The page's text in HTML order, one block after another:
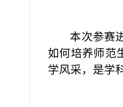
本次参赛
如何培养师范
学风采，是学